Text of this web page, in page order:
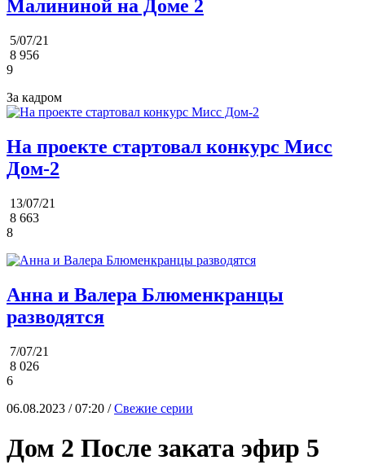
Малининой на Доме 2
5/07/21
8 956
9
За кадром
На проекте стартовал конкурс Мисс
Дом-2
13/07/21
8 663
8
Анна и Валера Блюменкранцы
разводятся
7/07/21
8 026
6
06.08.2023 / 07:20 /Свежие серии
Дом 2 После заката эфир 5